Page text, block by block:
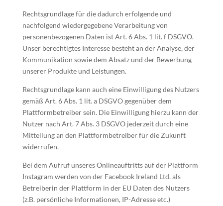
Rechtsgrundlage für die dadurch erfolgende und
nachfolgend wiedergegebene Verarbeitung von
personenbezogenen Daten ist Art. 6 Abs. 1 lit. f DSGVO.
Unser berechtigtes Interesse besteht an der Analyse, der
Kommunikation sowie dem Absatz und der Bewerbung
unserer Produkte und Leistungen.
Rechtsgrundlage kann auch eine Einwilligung des Nutzers
gemäß Art. 6 Abs. 1 lit. a DSGVO gegenüber dem
Plattformbetreiber sein. Die Einwilligung hierzu kann der
Nutzer nach Art. 7 Abs. 3 DSGVO jederzeit durch eine
Mitteilung an den Plattformbetreiber für die Zukunft
widerrufen.
Bei dem Aufruf unseres Onlineauftritts auf der Plattform
Instagram werden von der Facebook Ireland Ltd. als
Betreiberin der Plattform in der EU Daten des Nutzers
(z.B. persönliche Informationen, IP-Adresse etc.)